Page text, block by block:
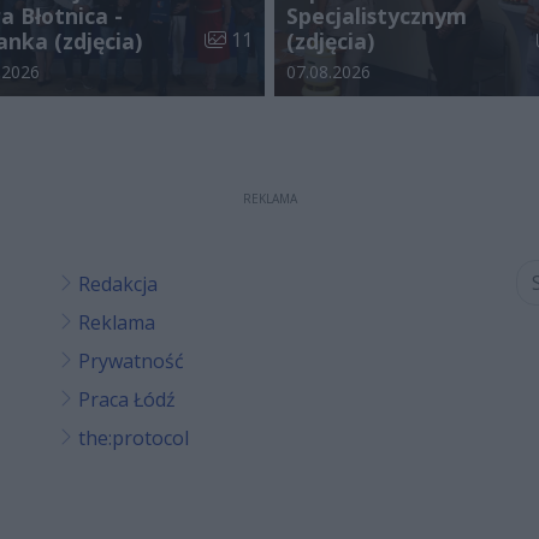
Błotnica -
(zdjęcia)
Liczba zdjęć w galerii:
11
galerii:
Specjalistycznym
(zdjęcia)
Data dodania galerii:
07.08.2026
REKLAMA
Redakcja
Reklama
Prywatność
Praca Łódź
the:protocol